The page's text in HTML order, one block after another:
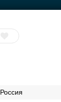
Россия